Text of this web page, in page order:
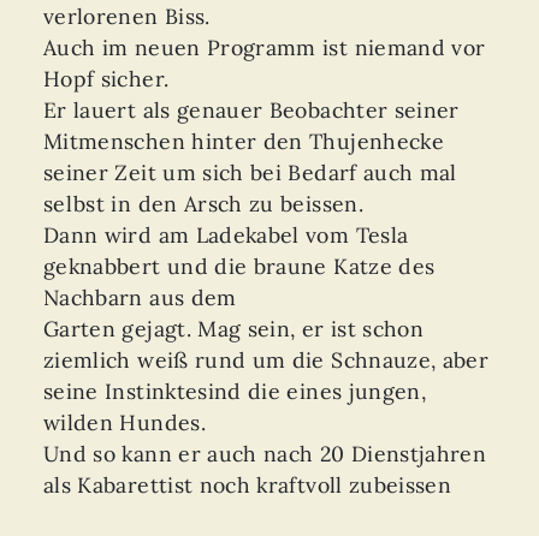
verlorenen Biss.
Auch im neuen Programm ist niemand vor
Hopf sicher.
Er lauert als genauer Beobachter seiner
Mitmenschen hinter den Thujenhecke
seiner Zeit um sich bei Bedarf auch mal
selbst in den Arsch zu beissen.
Dann wird am Ladekabel vom Tesla
geknabbert und die braune Katze des
Nachbarn aus dem
Garten gejagt. Mag sein, er ist schon
ziemlich weiß rund um die Schnauze, aber
seine Instinktesind die eines jungen,
wilden Hundes.
Und so kann er auch nach 20 Dienstjahren
als Kabarettist noch kraftvoll zubeissen